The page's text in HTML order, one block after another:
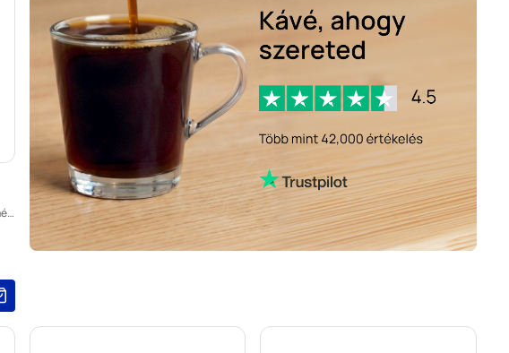
Gimoka kapszulák Dolce Gusto kávéfőzőkhöz
Starbucks® kapszulák Dolce Gusto kávéfőzőkhöz
Kaffekapslen kávékapszulák Dolce Gusto kávéfőzőkhöz
Starbucks® Grande kávékapszulák Dolce Gusto kávéfőzőkhöz
12 kapszula a Nescafé® Dolce Gusto termékhez